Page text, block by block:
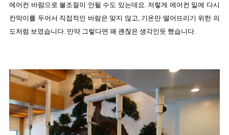
에어컨 바람으로 불조절이 안될 수도 있는데요. 저렇게 에어컨 밑에 다시
칸막이를 두어서 직접적인 바람은 맞지 않고, 기온만 떨어뜨리기 위한 의
도처럼 보였습니다. 만약 그렇다면 꽤 괜찮은 생각인듯 했습니다.